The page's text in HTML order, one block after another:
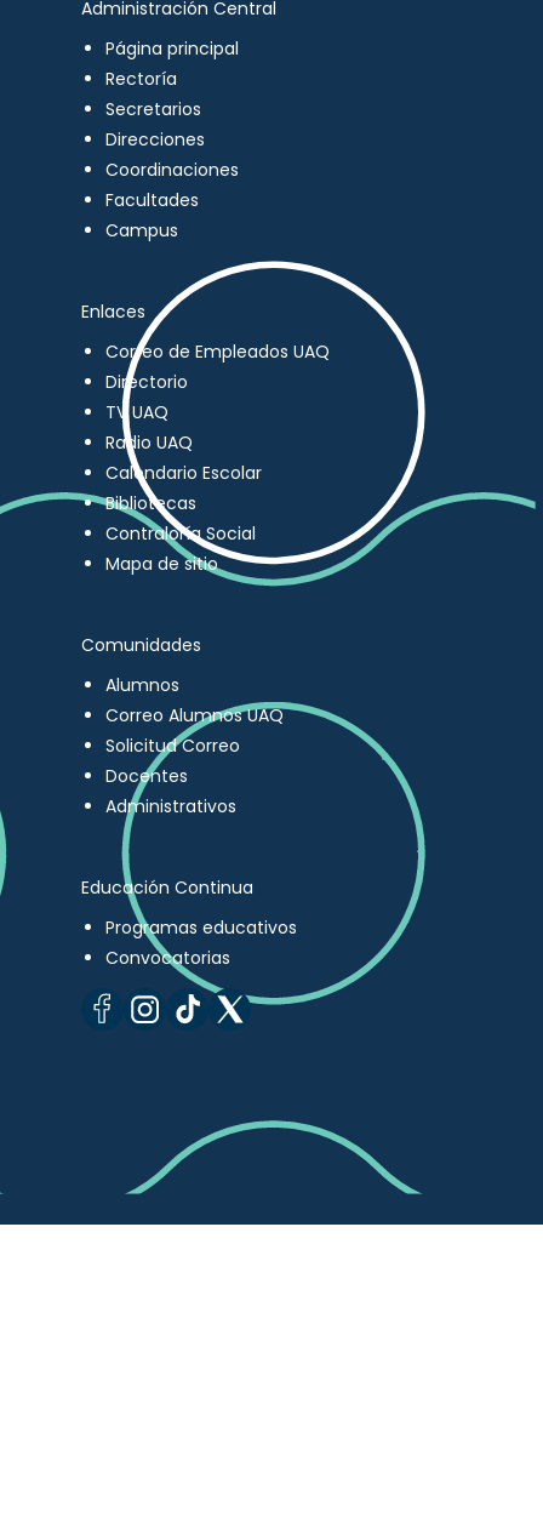
Administración Central
Página principal
Rectoría
Secretarios
Direcciones
Coordinaciones
Facultades
Campus
Enlaces
Correo de Empleados UAQ
Directorio
TV UAQ
Radio UAQ
Calendario Escolar
Bibliotecas
Contraloría Social
Mapa de sitio
Comunidades
Alumnos
Correo Alumnos UAQ
Solicitud Correo
Docentes
Administrativos
Educación Continua
Programas educativos
Convocatorias